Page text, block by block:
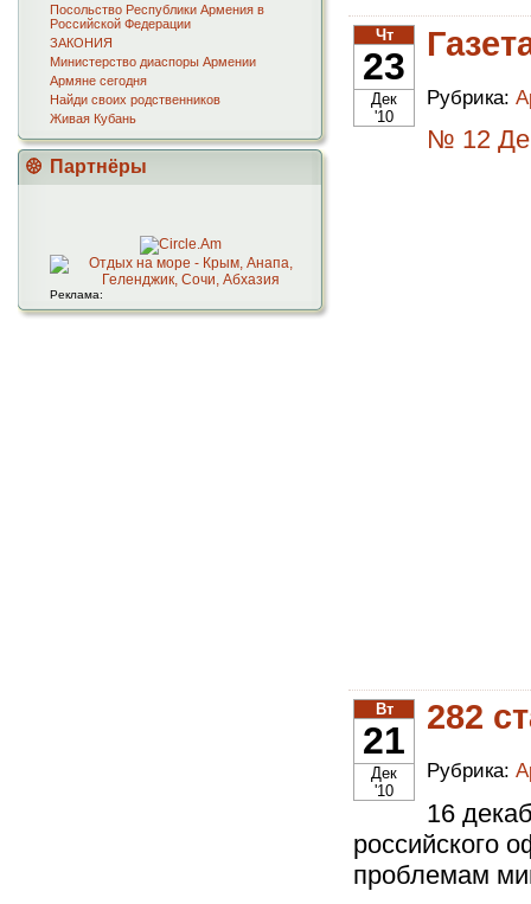
Посольство Республики Армения в
Российской Федерации
ЗАКОНИЯ
Министерство диаспоры Армении
Армяне сегодня
Найди своих родственников
Живая Кубань
Партнёры
Реклама:
Чт
23
Дек
'10
Рубрика:
№ 12
Вт
21
Дек
'10
282
Рубрика:
16
российского
проблемам